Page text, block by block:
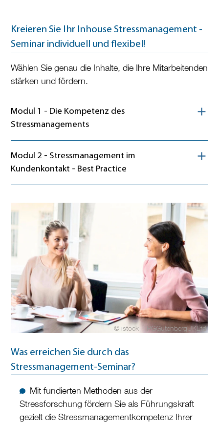
Kreieren Sie Ihr Inhouse Stressmanagement -
Seminar individuell und flexibel!
Wählen Sie genau die Inhalte, die Ihre Mitarbeitenden
stärken und fördern.
Modul 1 - Die Kompetenz des
Stressmanagements
Modul 2 - Stressmanagement im
Kundenkontakt - Best Practice
© istock - IPGGutenbergUKLtd
Was erreichen Sie durch das
Stressmanagement-Seminar?
Mit fundierten Methoden aus der
Stressforschung fördern Sie als Führungskraft
gezielt die Stressmanagementkompetenz Ihrer